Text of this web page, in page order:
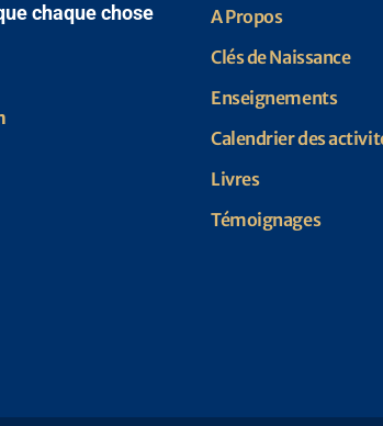
chaque chose
A Propos
Clés de Naissance
Enseignements
Calendrier des
Livres
Témoignages